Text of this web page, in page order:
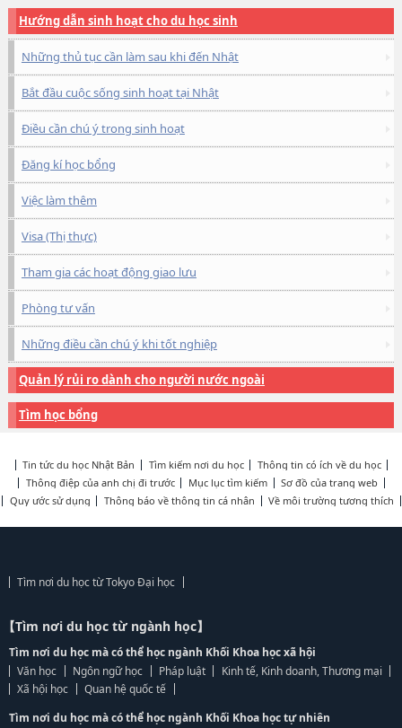
Hướng dẫn sinh hoạt cho du học sinh
Những thủ tục cần làm sau khi đến Nhật
Bắt đầu cuộc sống sinh hoạt tại Nhật
Điều cần chú ý trong sinh hoạt
Đăng kí học bổng
Việc làm thêm
Visa (Thị thực)
Tham gia các hoạt động giao lưu
Phòng tư vấn
Những điều cần chú ý khi tốt nghiệp
Quản lý rủi ro dành cho người nước ngoài
Tìm học bổng
Tin tức du học Nhật Bản Tìm kiếm nơi du học
Thông tin có ích về du học
Thông điệp của anh chị đi trước
Mục lục tìm kiếm
Sơ đồ của trang web
Quy ước sử dụng
Thông báo về thông tin cá nhân Về môi trường tương thích
Tìm nơi du học từ Tokyo Đại học
【Tìm nơi du học từ ngành học】
Tìm nơi du học mà có thể học ngành Khối Khoa học xã hội
Văn học
Ngôn ngữ học Pháp luật
Kinh tế, Kinh doanh, Thương mại
Xã hội học
Quan hệ quốc tế
Tìm nơi du học mà có thể học ngành Khối Khoa học tự nhiên